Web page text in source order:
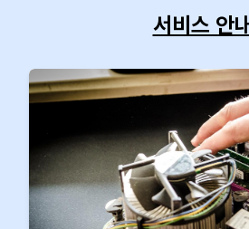
서비스 안내